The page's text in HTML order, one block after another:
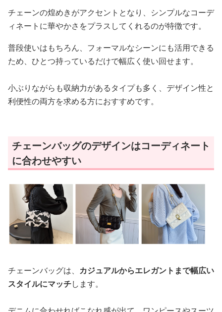
チェーンの煌めきがアクセントとなり、シンプルなコーデ
ィネートに華やかさをプラスしてくれるのが特徴です。
普段使いはもちろん、フォーマルなシーンにも活用できる
ため、ひとつ持っているだけで幅広く使い回せます。
小ぶりながらも収納力があるタイプも多く、デザイン性と
利便性の両方を求める方におすすめです。
チェーンバッグのデザインはコーディネート
に合わせやすい
チェーンバッグは、 カジュアルからエレガントまで幅広い
スタイルにマッチします。